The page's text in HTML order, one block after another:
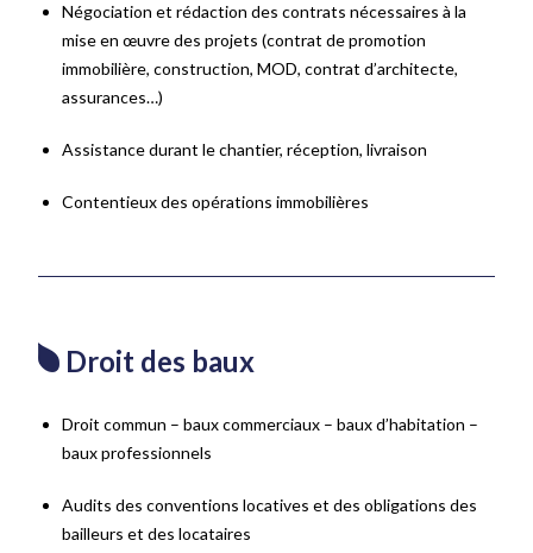
Négociation et rédaction des contrats nécessaires à la
mise en œuvre des projets (contrat de promotion
immobilière, construction, MOD, contrat d’architecte,
assurances…)
Assistance durant le chantier, réception, livraison
Contentieux des opérations immobilières
Droit des baux
Droit commun – baux commerciaux – baux d’habitation –
baux professionnels
Audits des conventions locatives et des obligations des
bailleurs et des locataires